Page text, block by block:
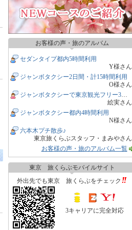
お客様の声・旅のアルバム
セダンタイプ都内5時間利用
Y様さん
ジャンボタクシー2日間・計15時間利用
O様さん
ジャンボタクシーで東京観光フリー3時間
絵実さん
ジャンボタクシー都内4時間利用
N様さん
六本木プチ散歩♪
東京旅くらぶスタッフ・まみやさん
お客様の声・旅のアルバム一覧
東京 旅くらぶモバイルサイト
外出先でも東京 旅くらぶをチェック
3キャリアに完全対応